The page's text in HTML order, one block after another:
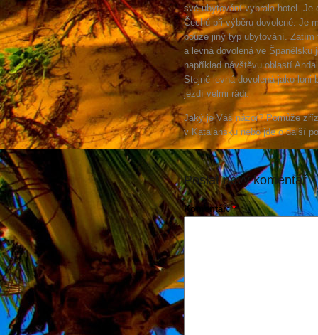
své ubytování vybrala hotel.
Čechů při výběru dovolené. Je
pouze jiný typ ubytování.
a levná dovolená ve Španělsku
například návštěvu oblastí
Stejně levná dovolená jako loni
jezdí velmi rádi.
Jaký je Váš názor? Pomůže
v Katalánsku nebo jde o další
Poslat nový komentář
Komentář:*